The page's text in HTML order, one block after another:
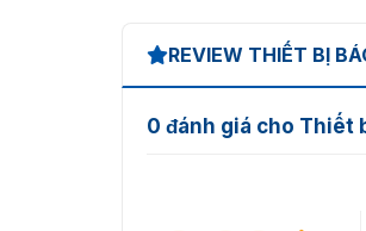
Hiện thiết bị báo chỗ
Thiết bị được nhập trực
nhất. Hơn hết, sản phẩm
ngay với chúng tôi để
REVIEW THIẾT BỊ
0 đánh giá cho Thiết